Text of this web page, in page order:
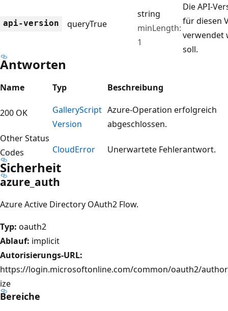
api-version queryTrue
string
minLength:
1
Die API-
für diesen
verwendet
soll.
Antworten
Name Typ Beschreibung
200 OK GalleryScript
Version
Azure-Operation erfolgreich
abgeschlossen.
Other Status
Codes
CloudError Unerwartete Fehlerantwort.
Sicherheit
azure_auth
Azure Active Directory OAuth2 Flow.
Typ: oauth2
Ablauf: implicit
Autorisierungs-URL:
https://login.microsoftonline.com/common/oauth2/author
ize
Bereiche